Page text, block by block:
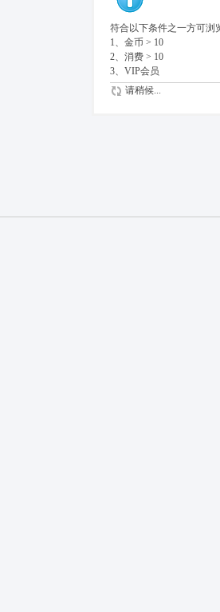
符合以下条件之一方可浏
1、金币 > 10
2、消费 > 10
3、VIP会员
请稍候...